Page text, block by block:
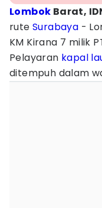
Lombok Barat,
rute Surabaya -
KM Kirana 7 milik
Pelayaran kapal
ditempuh dalam